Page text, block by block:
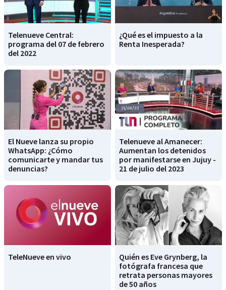
Telenueve Central:
programa del 07 de febrero
del 2022
¿Qué es el impuesto a la
Renta Inesperada?
El Nueve lanza su propio
WhatsApp: ¿Cómo
comunicarte y mandar tus
denuncias?
Telenueve al Amanecer:
Aumentan los detenidos
por manifestarse en Jujuy -
21 de julio del 2023
TeleNueve en vivo
Quién es Eve Grynberg, la
fotógrafa francesa que
retrata personas mayores
de 50 años